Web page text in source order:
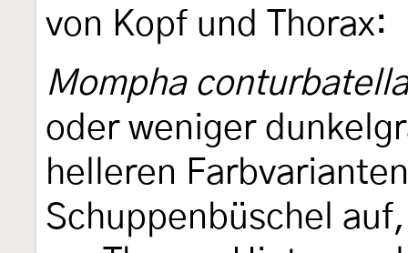
von Kopf und Thorax:
Mompha conturbatella
oder weniger
helleren
Schuppenbüschel